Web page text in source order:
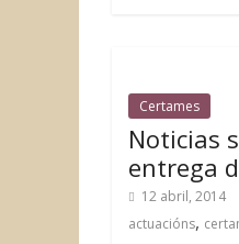
Certames
Noticias
entrega
12 abril, 2014
actuacións,